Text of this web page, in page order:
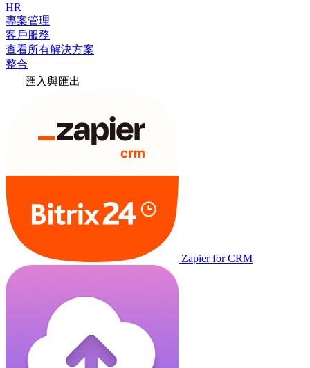
HR
專案管理
客戶服務
查看所有解決方案
整合
匯入與匯出
Zapier for CRM